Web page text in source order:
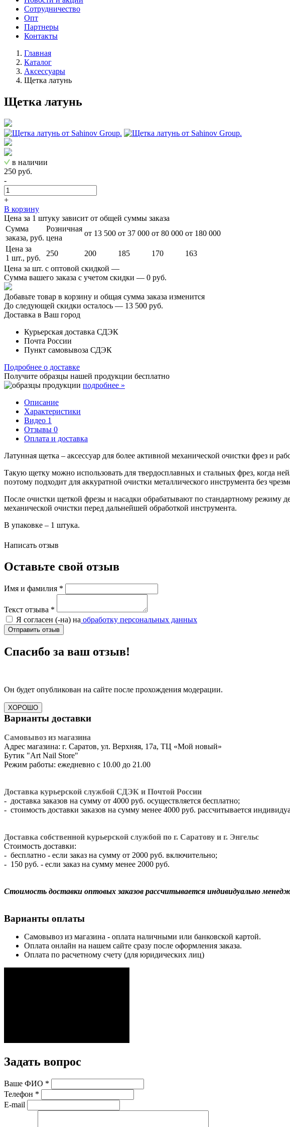
Сотрудничество
Опт
Партнеры
Контакты
Главная
Каталог
Аксессуары
Щетка латунь
Щетка латунь
в наличии
250 руб.
-
+
В корзину
Цена за 1 штуку зависит от общей суммы заказа
Сумма
заказа, руб.
Розничная
цена
от 13 500 от 37 000 от 80 000 от 180 000
Цена за
1 шт., руб.
250 200 185 170
163
Цена за шт. с оптовой скидкой —
Сумма вашего заказа с учетом скидки — 0 руб.
Добавьте товар в корзину и общая сумма заказа изменится
До следующей скидки осталось — 13 500 руб.
Доставка в Ваш город
Курьерская доставка СДЭК
Почта России
Пункт самовывоза СДЭК
Подробнее о доставке
Получите образцы нашей продукции бесплатно
подробнее »
Описание
Характеристики
Видео 1
Отзывы 0
Оплата и доставка
Латунная щетка – аксессуар для более активной механической очистки фрез и
Такую щетку можно использовать для твердосплавных и стальных фрез, когда
поэтому подходит для аккуратной очистки металлического инструмента без
После очистки щеткой фрезы и насадки обрабатывают по стандартному режиму
механической очистки перед дальнейшей обработкой инструмента.
В упаковке – 1 штука.
Написать отзыв
Оставьте свой отзыв
Имя и фамилия *
Текст отзыва *
Я согласен (-на) на обработку персональных данных
Отправить отзыв
Спасибо за ваш отзыв!
Он будет опубликован на сайте после прохождения модерации.
ХОРОШО
Варианты доставки
Самовывоз из магазина
Адрес магазина: г. Саратов, ул. Верхняя, 17а, ТЦ «Мой новый»
​Бутик "Art Nail Store"
Режим работы: ежедневно с 10.00 до 21.00
Доставка курьерской службой СДЭК и Почтой России
- доставка заказов на сумму от 4000 руб. осуществляется бесплатно;
- стоимость доставки заказов на сумму менее 4000 руб. рассчитывается
Доставка собственной курьерской службой по г. Саратову и г. Энгельс
Стоимость доставки:
- бесплатно - если заказ на сумму от 2000 руб. включительно;
- 150 руб. - если заказ на сумму менее 2000 руб.
Стоимость доставки оптовых заказов рассчитывается индивидуально
Варианты оплаты
Самовывоз из магазина - оплата наличными или банковской картой.
Оплата онлайн на нашем сайте сразу после оформления заказа.
Оплата по расчетному счету (для юридических лиц)
Задать вопрос
Ваше ФИО *
Телефон *
E-mail